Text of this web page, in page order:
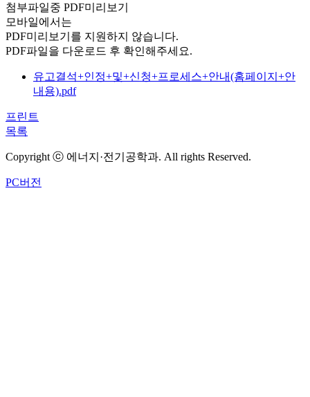
첨부파일중 PDF미리보기
모바일에서는
PDF미리보기를 지원하지 않습니다.
PDF파일을 다운로드 후 확인해주세요.
유고결석+인정+및+신청+프로세스+안내(홈페이지+안
내용).pdf
프린트
목록
Copyright ⓒ 에너지·전기공학과. All rights Reserved.
PC버전